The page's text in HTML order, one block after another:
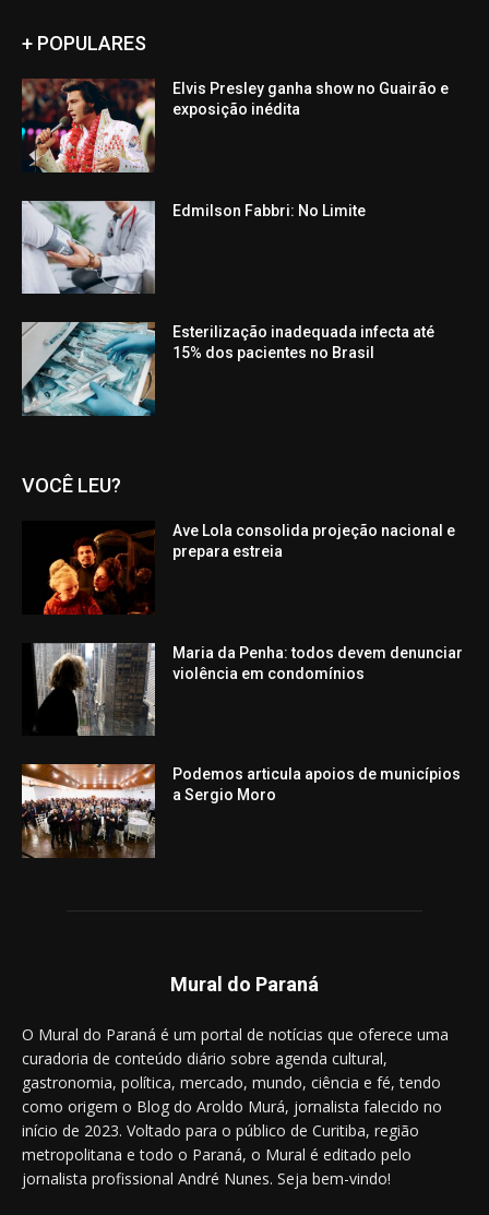
+ POPULARES
Elvis Presley ganha show no Guairão e
exposição inédita
Edmilson Fabbri: No Limite
Esterilização inadequada infecta até
15% dos pacientes no Brasil
VOCÊ LEU?
Ave Lola consolida projeção nacional e
prepara estreia
Maria da Penha: todos devem denunciar
violência em condomínios
Podemos articula apoios de municípios
a Sergio Moro
Mural do Paraná
O Mural do Paraná é um portal de notícias que oferece uma
curadoria de conteúdo diário sobre agenda cultural,
gastronomia, política, mercado, mundo, ciência e fé, tendo
como origem o Blog do Aroldo Murá, jornalista falecido no
início de 2023. Voltado para o público de Curitiba, região
metropolitana e todo o Paraná, o Mural é editado pelo
jornalista profissional André Nunes. Seja bem-vindo!